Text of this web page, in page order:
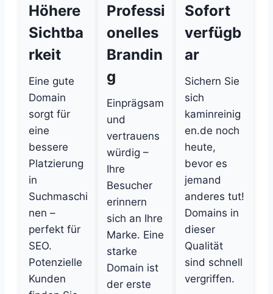
Höhere
Sichtba
rkeit
Eine gute
Domain
sorgt für
eine
bessere
Platzierung
in
Suchmaschi
nen –
perfekt für
SEO.
Potenzielle
Kunden
Professi
onelles
Brandin
g
Einprägsam
und
vertrauens
würdig –
Ihre
Besucher
erinnern
sich an Ihre
Marke. Eine
starke
Domain ist
der erste
Sofort
verfügb
ar
Sichern Sie
sich
kaminreinig
en.de noch
heute,
bevor es
jemand
anderes tut!
Domains in
dieser
Qualität
sind schnell
vergriffen.